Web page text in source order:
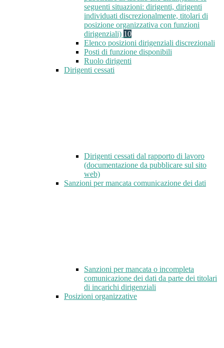
seguenti situazioni: dirigenti, dirigenti
individuati discrezionalmente, titolari di
posizione organizzativa con funzioni
dirigenziali) 10
Elenco posizioni dirigenziali discrezionali
Posti di funzione disponibili
Ruolo dirigenti
Dirigenti cessati
Dirigenti cessati dal rapporto di lavoro
(documentazione da pubblicare sul sito
web)
Sanzioni per mancata comunicazione dei dati
Sanzioni per mancata o incompleta
comunicazione dei dati da parte dei titolari
di incarichi dirigenziali
Posizioni organizzative